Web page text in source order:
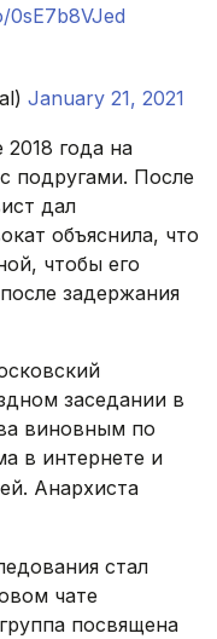
0sE7b8VJed
January 21, 2021
года на
подругами. После
дал
объяснила, что
чтобы его
задержания
заседании в
виновным по
в интернете и
Анархиста
стал
чате
посвящена